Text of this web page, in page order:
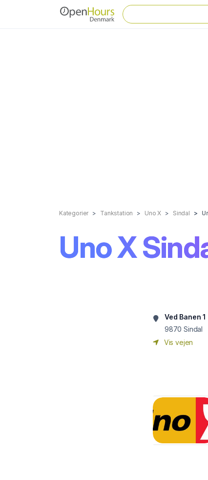
Kategorier Tankstation Uno X Sindal
Uno X
Ved Banen 1
9870 Sindal
Vis vejen